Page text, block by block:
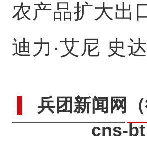
农产品扩大出
迪力·艾尼 史达
兵团新闻网
cns-bt